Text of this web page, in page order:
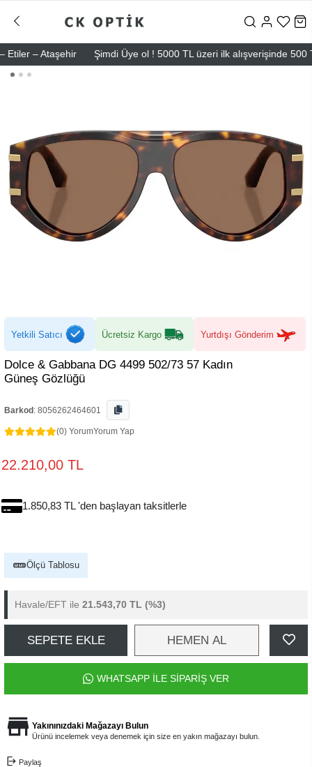
– Ataşehir Şimdi Üye ol ! 5000 TL üzeri ilk alışverişinde 500 TL
Yetkili Satıcı Ücretsiz Kargo Yurtdışı Gönderim
Dolce & Gabbana DG 4499 502/73 57 Kadın
Güneş Gözlüğü
Barkod : 8056262464601
(0) YorumYorum Yap
22.210,00 TL
1.850,83 TL 'den başlayan taksitlerle
Ölçü Tablosu
Havale/EFT ile 21.543,70 TL (%3)
SEPETE EKLE HEMEN AL
WHATSAPP İLE SİPARİŞ VER
Yakınınızdaki Mağazayı Bulun
Ürünü incelemek veya denemek için size en yakın mağazayı bulun.
Paylaş